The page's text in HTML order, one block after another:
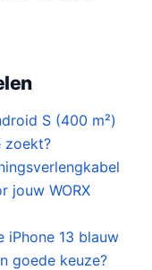
S (400 m²)
zoekt?
jouw WORX
iPhone 13 blauw
goede keuze?